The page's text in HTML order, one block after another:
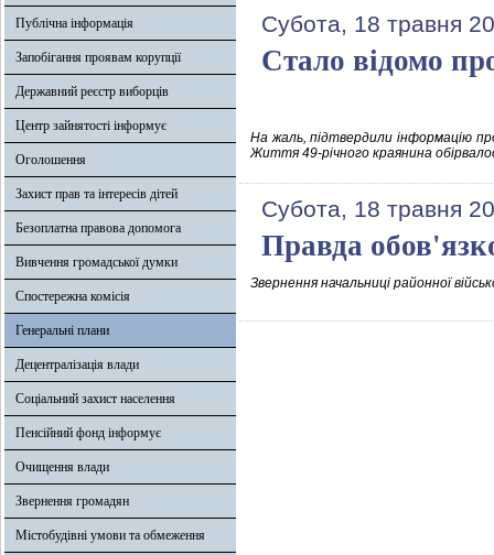
Публічна інформація
Запобігання проявам корупції
Державний реєстр виборців
Центр зайнятості інформує
Оголошення
Захист прав та інтересів дітей
Безоплатна правова допомога
Вивчення громадської думки
Спостережна комісія
Генеральні плани
Децентралізація влади
Соціальний захист населення
Пенсійний фонд інформує
Очищення влади
Звернення громадян
Містобудівні умови та обмеження
Субота, 18 травня
Стало відомо
На жаль, підтвердили інформацію
Життя 49-річного краянина
Субота, 18 травня
Правда
Звернення начальниці районної